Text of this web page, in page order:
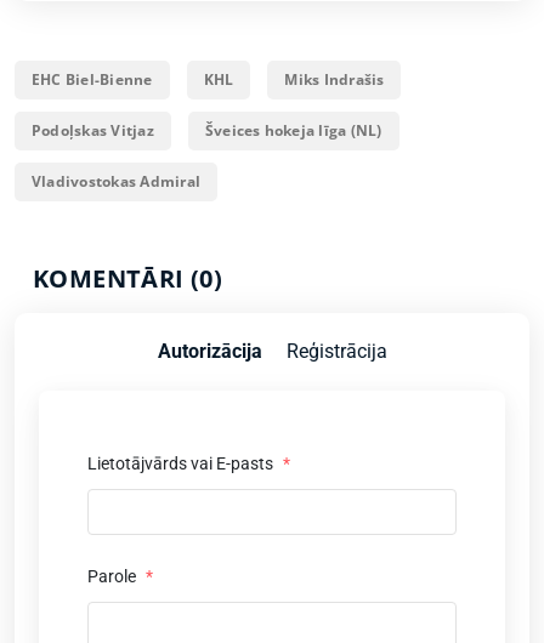
EHC Biel-Bienne KHL Miks Indrašis
Podoļskas Vitjaz Šveices hokeja līga (NL)
Vladivostokas Admiral
KOMENTĀRI (0)
Autorizācija Reģistrācija
Lietotājvārds vai E-pasts *
Parole *